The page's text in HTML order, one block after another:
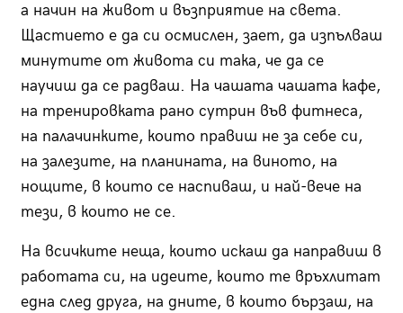
а начин на живот и възприятие на света.
Щастието е да си осмислен, зает, да изпълваш
минутите от живота си така, че да се
научиш да се радваш. На чашата чашата кафе,
на тренировката рано сутрин във фитнеса,
на палачинките, които правиш не за себе си,
на залезите, на планината, на виното, на
нощите, в които се наспиваш, и най-вече на
тези, в които не се.
На всичките неща, които искаш да направиш в
работата си, на идеите, които те връхлитат
една след друга, на дните, в които бързаш, на